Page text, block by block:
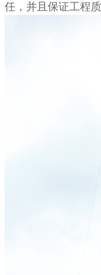
任，并且保证工程